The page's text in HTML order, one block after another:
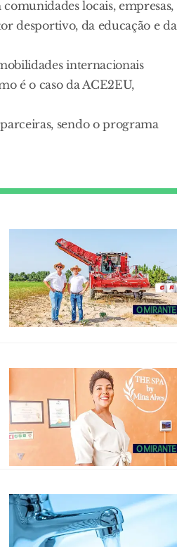
locais, empresas,
desportivo, da educação e da
internacionais
é o caso da ACE2EU,
sendo o programa